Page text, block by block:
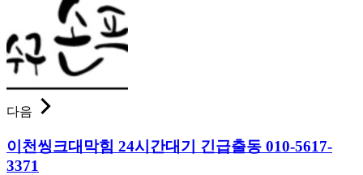
다음
이천씽크대막힘 24시간대기 긴급출동 010-5617-
3371